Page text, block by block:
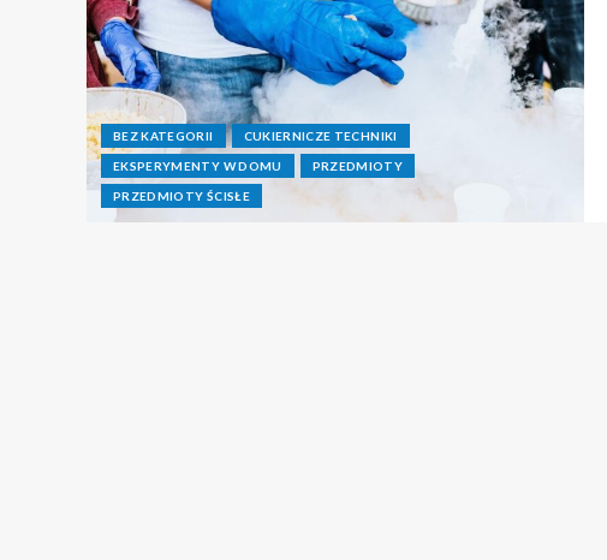
BEZ KATEGORII CUKIERNICZE TECHNIKI
EKSPERYMENTY W DOMU PRZEDMIOTY
PRZEDMIOTY ŚCISŁE